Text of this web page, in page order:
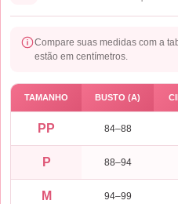
Compare suas medidas com a
estão em centímetros.
TAMANHO BUSTO (A)
PP 84–88
P 88–94
M 94–99